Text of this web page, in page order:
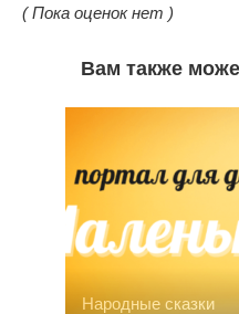
( Пока оценок нет )
Вам также
Народные сказки